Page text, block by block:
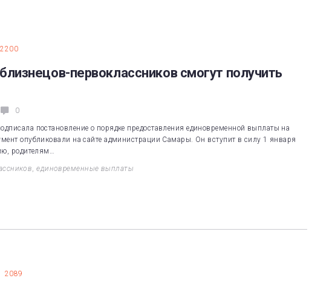
2200
первоклассников смогут получить
0
постановление о порядке предоставления единовременной выплаты на
опубликовали на сайте администрации Самары. Он вступит в силу 1 января
родителям…
,единовременные выплаты
2089